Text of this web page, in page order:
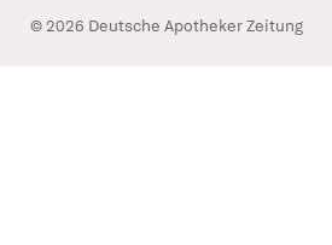
© 2026 Deutsche Apotheker Zeitung